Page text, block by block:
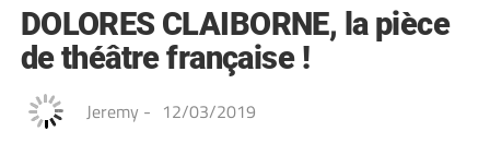
DOLORES CLAIBORNE, la pièce
de théâtre française !
Jeremy - 12/03/2019